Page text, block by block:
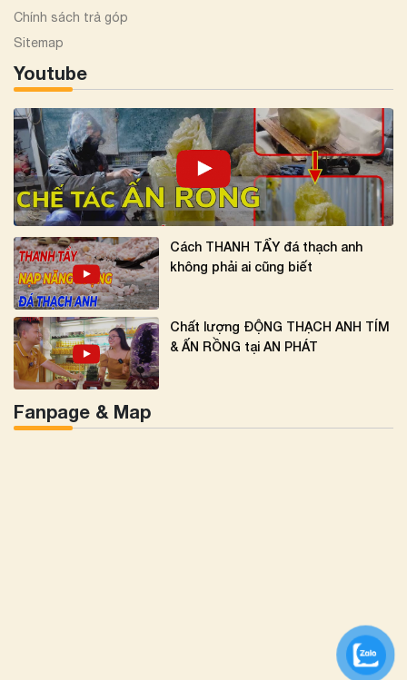
Chính sách trả góp
Sitemap
Youtube
Cách THANH TẨY đá thạch anh
không phải ai cũng biết
Chất lượng ĐỘNG THẠCH ANH TÍM
& ẤN RỒNG tại AN PHÁT
Fanpage & Map